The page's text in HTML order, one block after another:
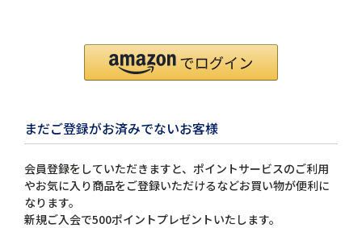
まだご登録がお済みでないお客様
会員登録をしていただきますと、ポイントサービスのご利用
やお気に入り商品をご登録いただけるなどお買い物が便利に
なります。
新規ご入会で500ポイントプレゼントいたします。